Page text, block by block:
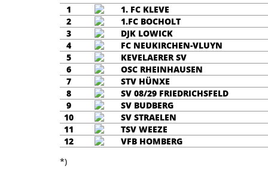
1
1. FC KLEVE
2
1.FC BOCHOLT
3
DJK LOWICK
4
FC NEUKIRCHEN-VLUYN
5
KEVELAERER SV
6
OSC RHEINHAUSEN
7
STV HÜNXE
8
SV 08/29 FRIEDRICHSFELD
9
SV BUDBERG
10
SV STRAELEN
11
TSV WEEZE
12
VFB HOMBERG
*)